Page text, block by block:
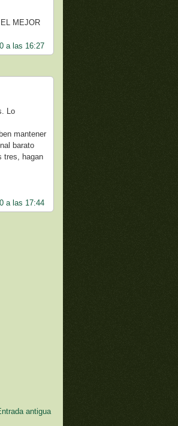
MEJOR
a las 16:27
Lo
mantener
barato
tres, hagan
a las 17:44
antigua